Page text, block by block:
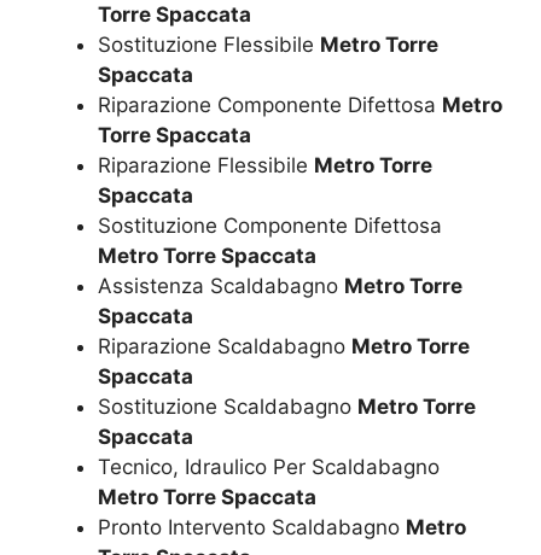
Torre Spaccata
Sostituzione Flessibile Metro Torre
Spaccata
Riparazione Componente Difettosa Metro
Torre Spaccata
Riparazione Flessibile Metro Torre
Spaccata
Sostituzione Componente Difettosa
Metro Torre Spaccata
Assistenza Scaldabagno Metro Torre
Spaccata
Riparazione Scaldabagno Metro Torre
Spaccata
Sostituzione Scaldabagno Metro Torre
Spaccata
Tecnico, Idraulico Per Scaldabagno
Metro Torre Spaccata
Pronto Intervento Scaldabagno Metro